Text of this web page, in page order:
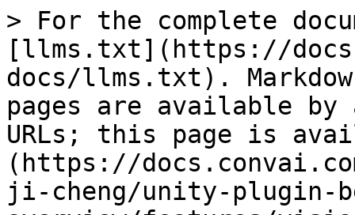
> For the complete
[llms.txt](https://
docs/llms.txt).
pages are available by
URLs; this page is
(https://
ji-cheng/unity-plugin-